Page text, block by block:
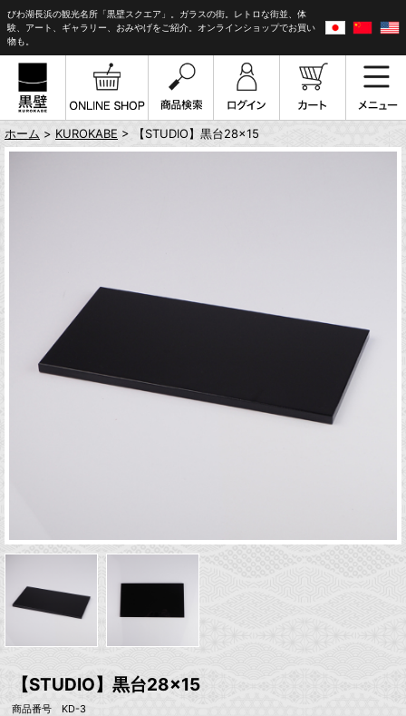
びわ湖長浜の観光名所「黒壁スクエア」。ガラスの街。レトロな街並、体
験、アート、ギャラリー、おみやげをご紹介。オンラインショップでお買い
物も。
ホーム > KUROKABE > 【STUDIO】黒台28×15
【STUDIO】黒台28×15
商品番号 KD-3